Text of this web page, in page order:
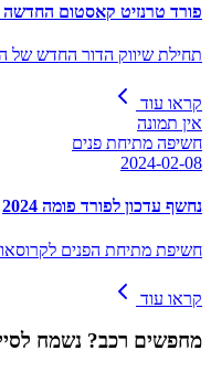
פורד טרנזיט קאסטום החדשה 2024: מחיר החל מ- 282,000 ש"ח
תחילת שיווק הדור החדש של
קראו עוד
אין תמונה
חשיפה מתיחת פנים
2024-02-08
נחשף עדכון לפורד פומה 2024
חשיפת מתיחת הפנים
קראו עוד
מחפשים רכב? נשמח